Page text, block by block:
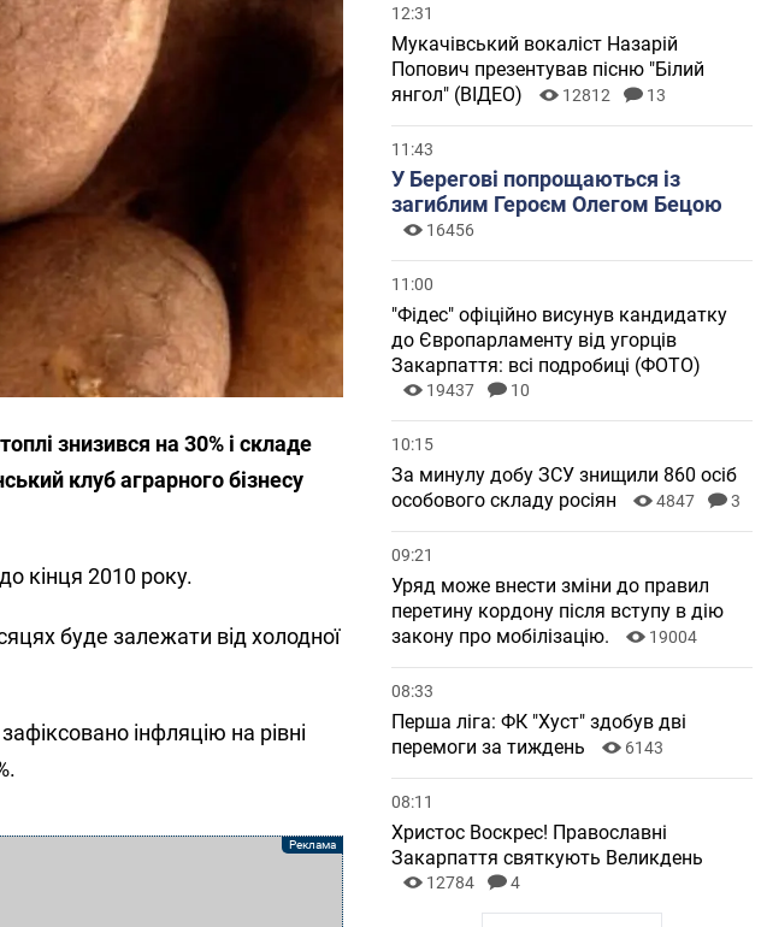
знизився на 30% і складе
клуб аграрного бізнесу
кінця 2010 року.
буде залежати від холодної
інфляцію на рівні
12:31
Мукачівський вокаліст Назарій
Попович презентував пісню "Білий
янгол" (ВІДЕО)
12812 13
11:43
У Берегові попрощаються із
загиблим Героєм Олегом Бецою
16456
11:00
"Фідес" офіційно висунув кандидатку
до Європарламенту від угорців
Закарпаття: всі подробиці (ФОТО)
19437 10
10:15
За минулу добу ЗСУ знищили 860 осіб
особового складу росіян
4847 3
09:21
Уряд може внести зміни до правил
перетину кордону після вступу в дію
закону про мобілізацію.
19004
08:33
Перша ліга: ФК "Хуст" здобув дві
перемоги за тиждень
6143
08:11
Христос Воскрес! Православні
Закарпаття святкують Великдень
12784 4